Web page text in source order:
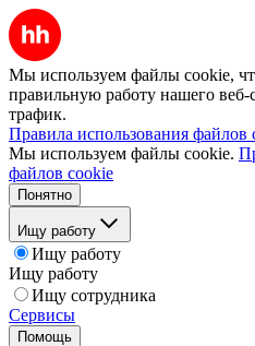
Мы используем файлы cookie,
правильную работу нашего веб-
трафик.
Правила использования файлов
Мы используем файлы cookie.
файлов cookie
Понятно
Ищу работу
Ищу работу
Ищу работу
Ищу сотрудника
Сервисы
Помощь